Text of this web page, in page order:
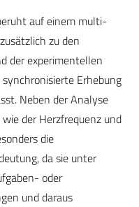
auf einem multi-
zu den
der experimentellen
Erhebung
Neben der Analyse
der Herzfrequenz und
die
da sie unter
oder
und daraus